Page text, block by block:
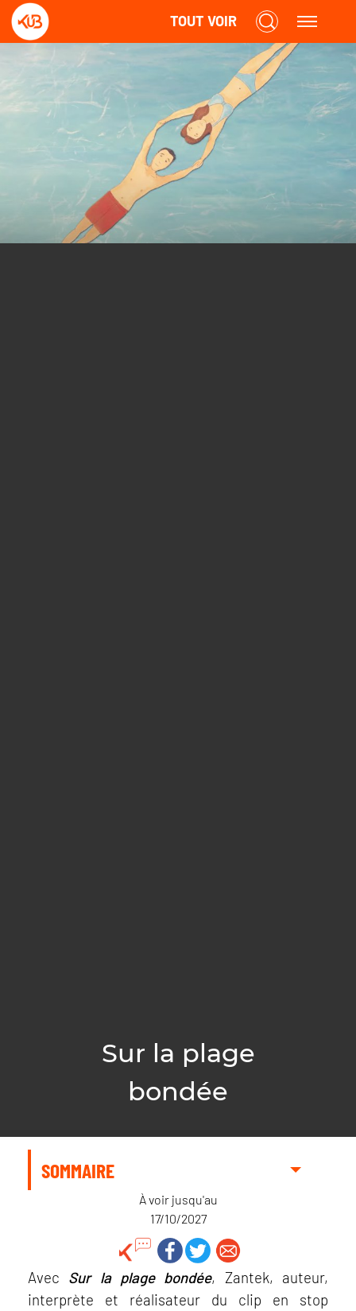
TOUT VOIR
Sur la plage
bondée
SOMMAIRE
À voir jusqu'au
17/10/2027
Avec Sur la plage bondée, Zantek, auteur,
interprète et réalisateur du clip en stop